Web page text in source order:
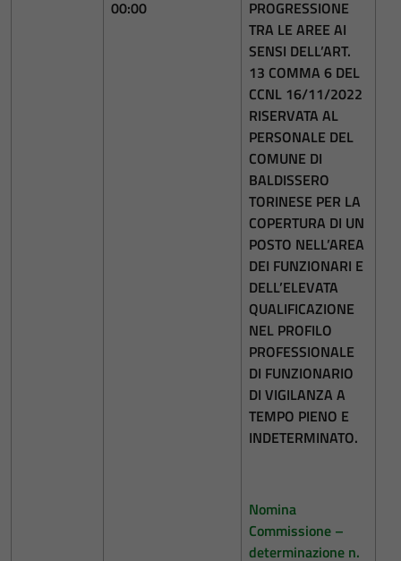
00:00
PROGRESSIONE
TRA LE AREE AI
SENSI DELL’ART.
13 COMMA 6 DEL
CCNL 16/11/2022
RISERVATA AL
PERSONALE DEL
COMUNE DI
BALDISSERO
TORINESE PER LA
COPERTURA DI UN
POSTO NELL’AREA
DEI FUNZIONARI E
DELL’ELEVATA
QUALIFICAZIONE
NEL PROFILO
PROFESSIONALE
DI FUNZIONARIO
DI VIGILANZA A
TEMPO PIENO E
INDETERMINATO.
Nomina
Commissione –
determinazione n.